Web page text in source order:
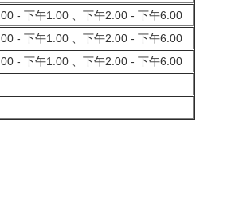
- 下午1:00 、下午2:00 - 下午6:00
- 下午1:00 、下午2:00 - 下午6:00
- 下午1:00 、下午2:00 - 下午6:00